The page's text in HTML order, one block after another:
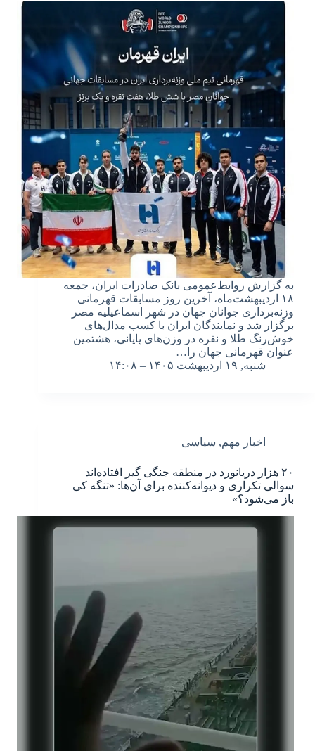
به گزارش روابط‌عمومی بانک صادرات ایران، جمعه
۱۸ اردیبهشت‌ماه، آخرین روز مسابقات قهرمانی
وزنه‌برداری جوانان جهان در شهر اسماعیلیه مصر
برگزار شد و نمایندگان ایران با کسب مدال‌های
خوش‌رنگ طلا و نقره در وزن‌های پایانی، هشتمین
عنوان قهرمانی جهان را…
شنبه, ۱۹ اردیبهشت ۱۴۰۵ – ۱۴:۰۸
اخبار مهم, سیاسی
۲۰ هزار دریانورد در منطقه جنگی گیر افتاده‌اند|
سوالی تکراری و دیوانه‌کننده برای آن‌ها: «تنگه کی
باز می‌شود؟»